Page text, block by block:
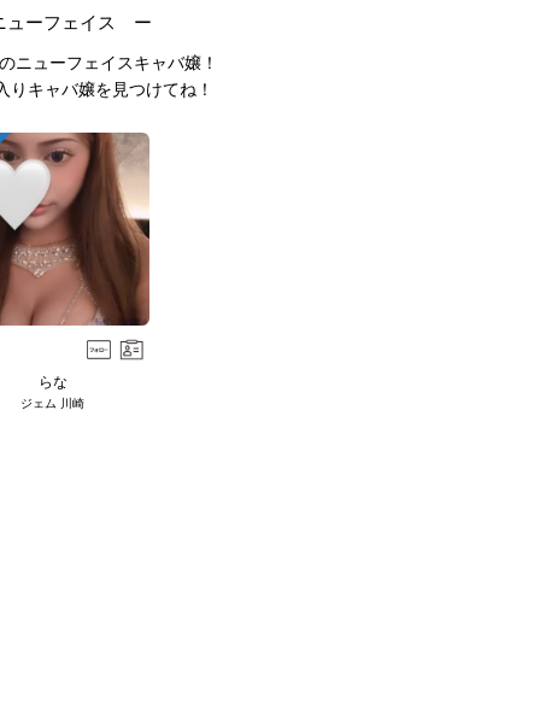
ーフェイス ー
ニューフェイスキャバ嬢！
りキャバ嬢を見つけてね！
らな
ジェム 川崎